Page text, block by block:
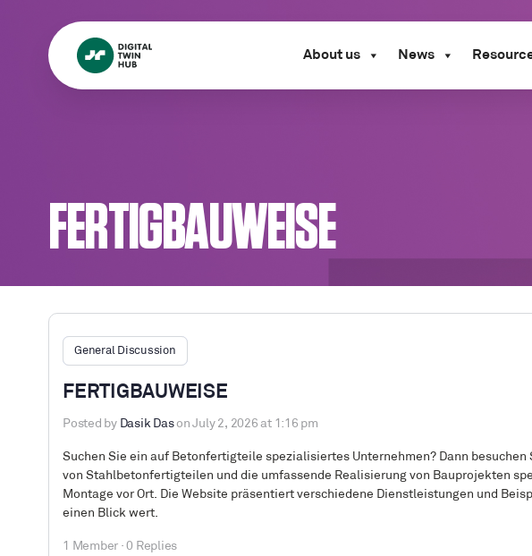
About us News
FERTIGBAUWEISE
General Discussion
FERTIGBAUWEISE
Posted by Dasik Das on July 2, 2026 at 1:16 pm
Suchen Sie ein auf Betonfertigteile spezialisiertes Unternehmen? Dann besuchen
von Stahlbetonfertigteilen und die umfassende Realisierung von Bauprojekten
Montage vor Ort. Die Website präsentiert verschiedene Dienstleistungen und
einen Blick wert.
1 Member · 0 Replies